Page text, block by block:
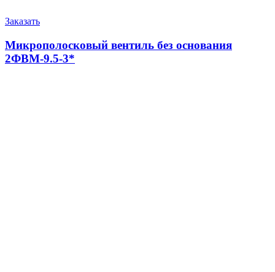
Заказать
Микрополосковый вентиль без основания
2ФВМ-9.5-3*